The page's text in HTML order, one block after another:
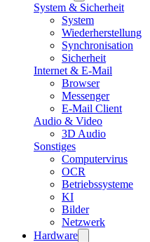
System & Sicherheit
System
Wiederherstellung
Synchronisation
Sicherheit
Internet & E-Mail
Browser
Messenger
E-Mail Client
Audio & Video
3D Audio
Sonstiges
Computervirus
OCR
Betriebssysteme
KI
Bilder
Netzwerk
Hardware